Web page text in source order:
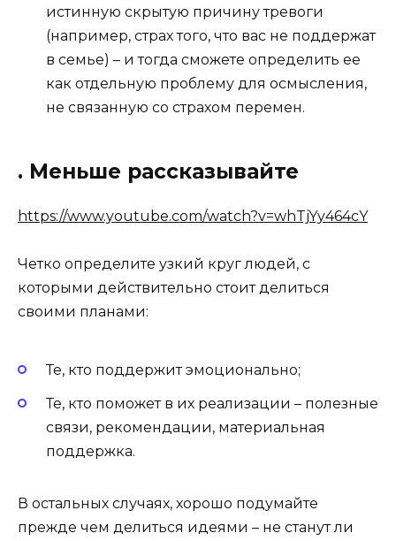
истинную скрытую причину тревоги
(например, страх того, что вас не поддержат
в семье) – и тогда сможете определить ее
как отдельную проблему для осмысления,
не связанную со страхом перемен.
. Меньше рассказывайте
https://www.youtube.com/watch?v=whTjYy464cY
Четко определите узкий круг людей, с
которыми действительно стоит делиться
своими планами:
Те, кто поддержит эмоционально;
Те, кто поможет в их реализации – полезные
связи, рекомендации, материальная
поддержка.
В остальных случаях, хорошо подумайте
прежде чем делиться идеями – не станут ли